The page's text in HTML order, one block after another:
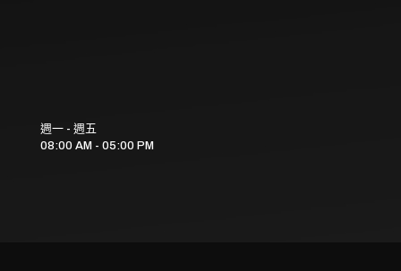
週一 - 週五
08:00 AM - 05:00 PM